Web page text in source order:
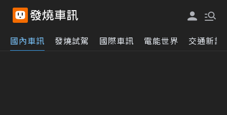
國內車訊 發燒試駕 國際車訊 電能世界 交通新訊